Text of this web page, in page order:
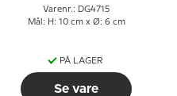
Varenr.: DG4715
Mål: H: 10 cm x Ø: 6 cm
PÅ LAGER
Se vare